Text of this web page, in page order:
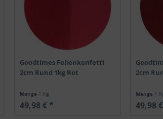
Goodtimes Folienkonfetti
2cm Rund 1kg Rot
Menge 1 Kg
49,98 € *
2cm
Menge 1
49,98